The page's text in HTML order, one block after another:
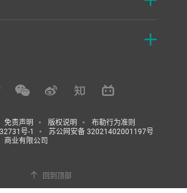
免责声明 版权说明
布勒行为准则
号-1
苏公网安备 32021402001197号
商业有限公司
回到顶部